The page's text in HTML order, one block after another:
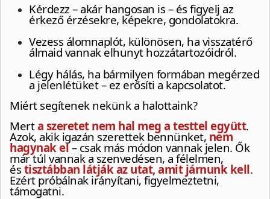
Kérdezz – akár hangosan is – és figyelj az
érkező érzésekre, képekre, gondolatokra.
Vezess álomnaplót, különösen, ha visszatérő
álmaid vannak elhunyt hozzátartozóidról.
Légy hálás, ha bármilyen formában megérzed
a jelenlétüket – ez erősíti a kapcsolatot.
Miért segítenek nekünk a halottaink?
Merta szeretet nem hal meg a testtel együtt.
Azok, akik igazán szerettek bennünket, nem
hagynak el– csak más módon vannak jelen. Ők
már túl vannak a szenvedésen, a félelmen,
és tisztábban látják az utat, amit járnunk kell.
Ezért próbálnak irányítani, figyelmeztetni,
támogatni.